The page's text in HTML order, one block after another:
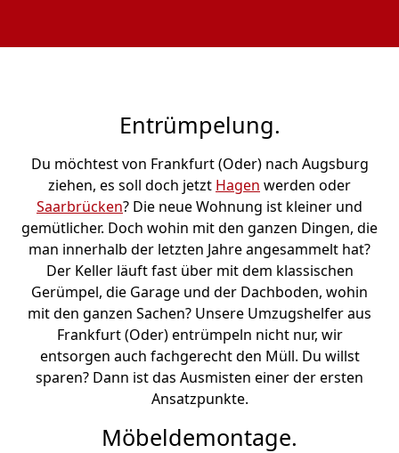
Entrümpelung.
Du möchtest von Frankfurt (Oder) nach Augsburg
ziehen, es soll doch jetzt Hagen werden oder
Saarbrücken? Die neue Wohnung ist kleiner und
gemütlicher. Doch wohin mit den ganzen Dingen, die
man innerhalb der letzten Jahre angesammelt hat?
Der Keller läuft fast über mit dem klassischen
Gerümpel, die Garage und der Dachboden, wohin
mit den ganzen Sachen? Unsere Umzugshelfer aus
Frankfurt (Oder) entrümpeln nicht nur, wir
entsorgen auch fachgerecht den Müll. Du willst
sparen? Dann ist das Ausmisten einer der ersten
Ansatzpunkte.
Möbeldemontage.